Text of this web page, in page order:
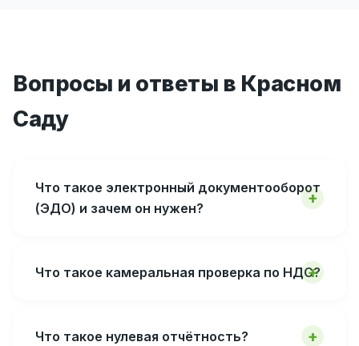
Вопросы и ответы в Красном
Саду
Что такое электронный документооборот
(ЭДО) и зачем он нужен?
Что такое камеральная проверка по НДС?
Что такое нулевая отчётность?